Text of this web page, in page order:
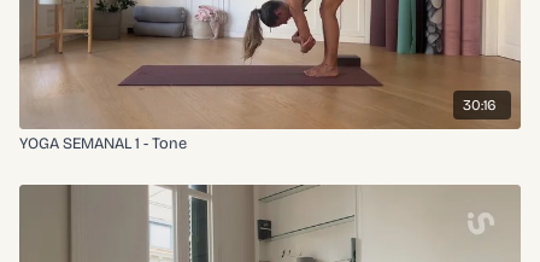
30:16
YOGA SEMANAL 1 - Tone